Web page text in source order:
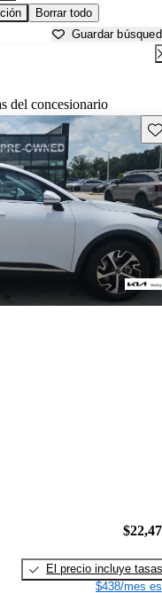
Borrar todo
Guardar
del concesionario
El precio incluye tasas
$438/mes